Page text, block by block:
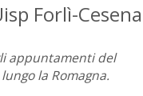
Forlì-Cesena
appuntamenti del
la Romagna.